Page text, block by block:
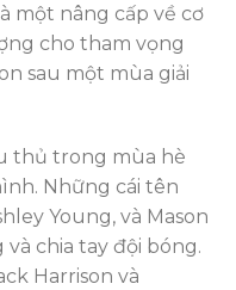
một nâng cấp về cơ
cho tham vọng
sau một mùa giải
thủ trong mùa hè
Những cái tên
Young, và Mason
chia tay đội bóng.
Harrison và